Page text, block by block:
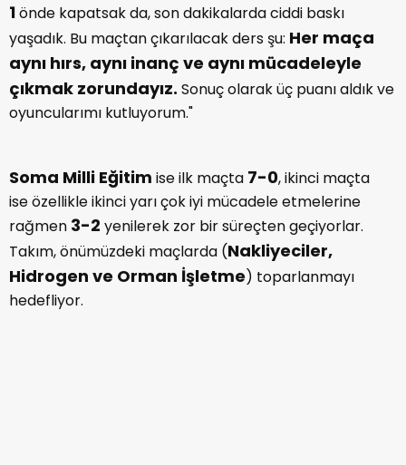
1önde kapatsak da, son dakikalarda ciddi baskı
yaşadık. Bu maçtan çıkarılacak ders şu: Her maça
aynı hırs, aynı inanç ve aynı mücadeleyle
çıkmak zorundayız. Sonuç olarak üç puanı aldık ve
oyuncularımı kutluyorum."
Soma Milli Eğitim ise ilk maçta 7-0, ikinci maçta
ise özellikle ikinci yarı çok iyi mücadele etmelerine
rağmen 3-2 yenilerek zor bir süreçten geçiyorlar.
Takım, önümüzdeki maçlarda (Nakliyeciler,
Hidrogen ve Orman İşletme) toparlanmayı
hedefliyor.